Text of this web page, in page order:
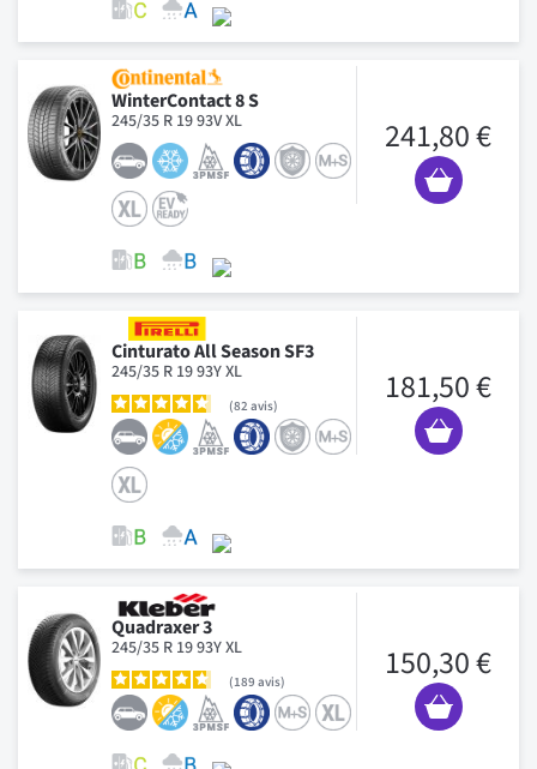
WinterContact 8 S
245/35 R 19 93V XL 241,80 €
Cinturato All Season SF3
245/35 R 19 93Y XL
82 avis 181,50 €
Quadraxer 3
245/35 R 19 93Y XL
189 avis 150,30 €